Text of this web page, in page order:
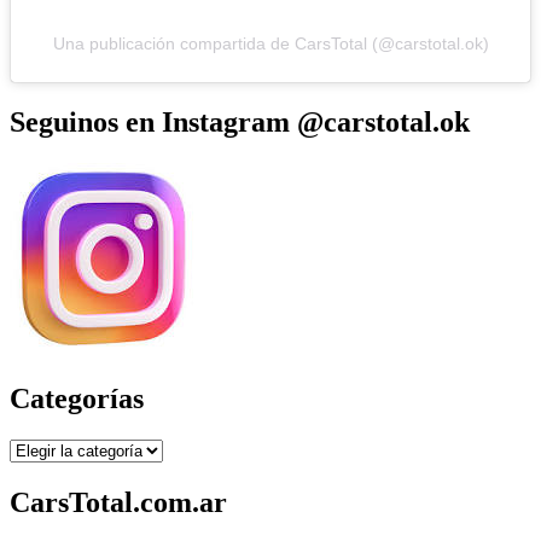
Una publicación compartida de CarsTotal (@carstotal.ok)
Seguinos en Instagram @carstotal.ok
Categorías
Categorías
CarsTotal.com.ar